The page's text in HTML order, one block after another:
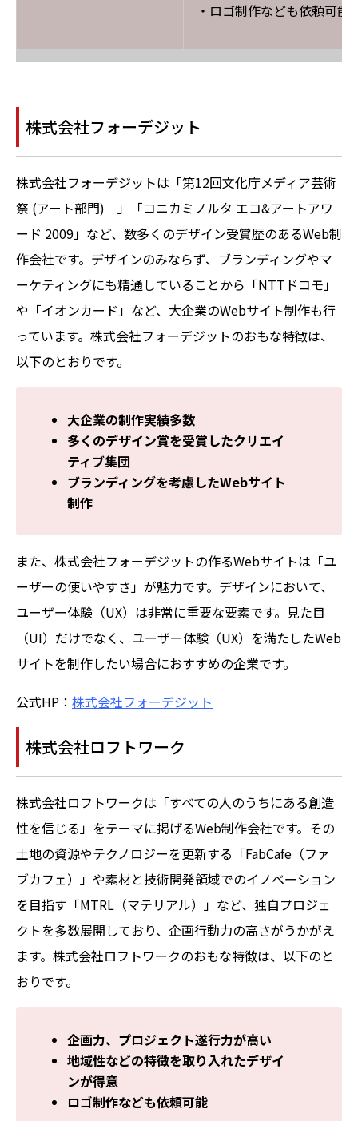
・ロゴ制作なども依頼可能
株式会社フォーデジット
株式会社フォーデジットは「第12回文化庁メディア芸術
祭 (アート部門) 」「コニカミノルタ エコ&アートアワ
ード 2009」など、数多くのデザイン受賞歴のあるWeb制
作会社です。デザインのみならず、ブランディングやマ
ーケティングにも精通していることから「NTTドコモ」
や「イオンカード」など、大企業のWebサイト制作も行
っています。株式会社フォーデジットのおもな特徴は、
以下のとおりです。
大企業の制作実績多数
多くのデザイン賞を受賞したクリエイ
ティブ集団
ブランディングを考慮したWebサイト
制作
また、株式会社フォーデジットの作るWebサイトは「ユ
ーザーの使いやすさ」が魅力です。デザインにおいて、
ユーザー体験（UX）は非常に重要な要素です。見た目
（UI）だけでなく、ユーザー体験（UX）を満たしたWeb
サイトを制作したい場合におすすめの企業です。
公式HP： 株式会社フォーデジット
株式会社ロフトワーク
株式会社ロフトワークは「すべての人のうちにある創造
性を信じる」をテーマに掲げるWeb制作会社です。その
土地の資源やテクノロジーを更新する「FabCafe（ファ
ブカフェ）」や素材と技術開発領域でのイノベーション
を目指す「MTRL（マテリアル）」など、独自プロジェ
クトを多数展開しており、企画行動力の高さがうかがえ
ます。株式会社ロフトワークのおもな特徴は、以下のと
おりです。
企画力、プロジェクト遂行力が高い
地域性などの特徴を取り入れたデザイ
ンが得意
ロゴ制作なども依頼可能